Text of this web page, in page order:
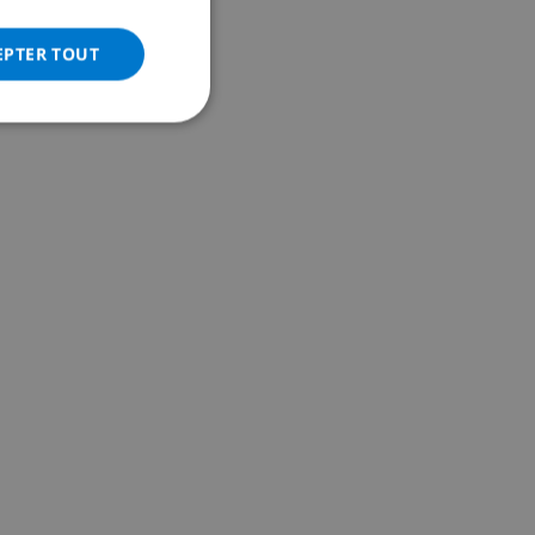
DANISH
TOUT